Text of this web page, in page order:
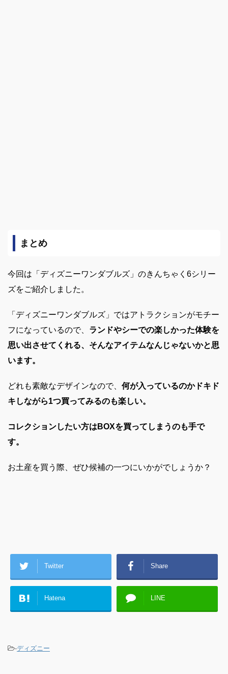
まとめ
今回は「ディズニーワンダブルズ」のきんちゃく6シリー
ズをご紹介しました。
「ディズニーワンダブルズ」ではアトラクションがモチー
フになっているので、 ランドやシーでの楽しかった体験を
思い出させてくれる、そんなアイテムなんじゃないかと思
います。
どれも素敵なデザインなので、 何が入っているのかドキド
キしながら1つ買ってみるのも楽しい。
コレクションしたい方はBOXを買ってしまうのも手で
す。
お土産を買う際、ぜひ候補の一つにいかがでしょうか？
Twitter Share
Hatena LINE
-ディズニー